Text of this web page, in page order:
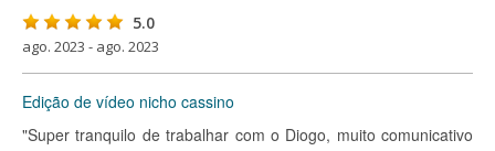
5.0
ago. 2023 - ago. 2023
Edição de vídeo nicho cassino
"Super tranquilo de trabalhar com o Diogo, muito comunicativo